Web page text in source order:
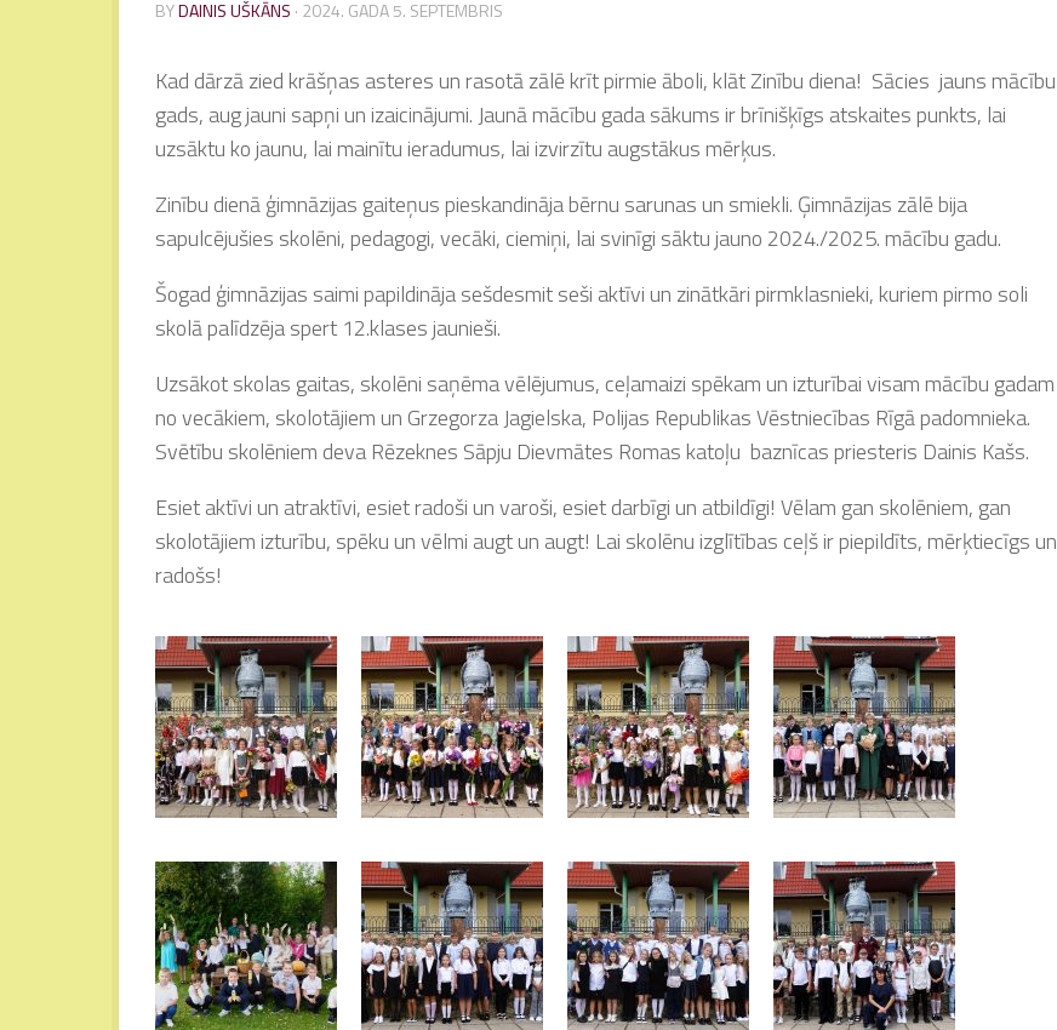
BYDAINIS UŠKĀNS · 2024. GADA 5. SEPTEMBRIS
Kad dārzā zied krāšņas asteres un rasotā zālē krīt pirmie āboli, klāt Zinību diena! Sācies jauns mācību
gads, aug jauni sapņi un izaicinājumi. Jaunā mācību gada sākums ir brīnišķīgs atskaites punkts, lai
uzsāktu ko jaunu, lai mainītu ieradumus, lai izvirzītu augstākus mērķus.
Zinību dienā ģimnāzijas gaiteņus pieskandināja bērnu sarunas un smiekli. Ģimnāzijas zālē bija
sapulcējušies skolēni, pedagogi, vecāki, ciemiņi, lai svinīgi sāktu jauno 2024./2025. mācību gadu.
Šogad ģimnāzijas saimi papildināja sešdesmit seši aktīvi un zinātkāri pirmklasnieki, kuriem pirmo soli
skolā palīdzēja spert 12.klases jaunieši.
Uzsākot skolas gaitas, skolēni saņēma vēlējumus, ceļamaizi spēkam un izturībai visam mācību gadam
no vecākiem, skolotājiem un Grzegorza Jagielska, Polijas Republikas Vēstniecības Rīgā padomnieka.
Svētību skolēniem deva Rēzeknes Sāpju Dievmātes Romas katoļu baznīcas priesteris Dainis Kašs.
Esiet aktīvi un atraktīvi, esiet radoši un varoši, esiet darbīgi un atbildīgi! Vēlam gan skolēniem, gan
skolotājiem izturību, spēku un vēlmi augt un augt! Lai skolēnu izglītības ceļš ir piepildīts, mērķtiecīgs un
radošs!